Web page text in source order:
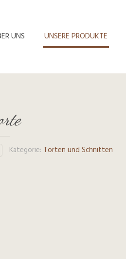
UNS UNSERE PRODUKTE
Kategorie: Torten und Schnitten